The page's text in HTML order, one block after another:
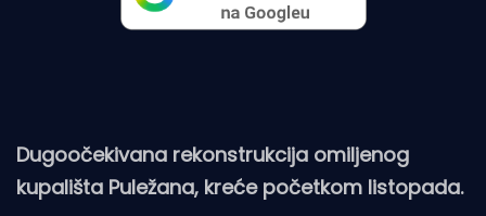
Dugoočekivana rekonstrukcija omiljenog
kupališta Puležana, kreće početkom listopada.